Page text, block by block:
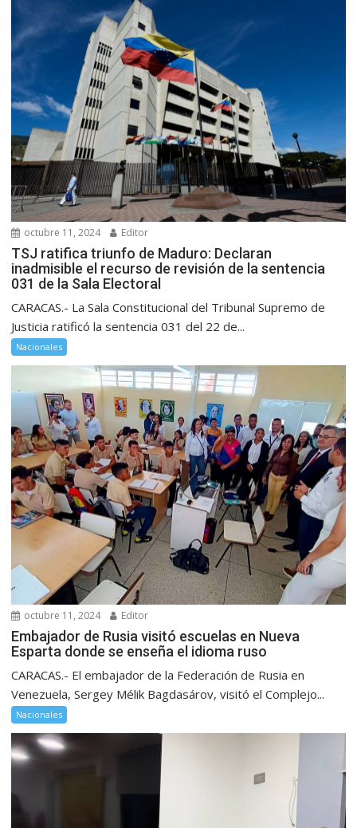
octubre 11, 2024 Editor
TSJ ratifica triunfo de Maduro: Declaran
inadmisible el recurso de revisión de la sentencia
031 de la Sala Electoral
CARACAS.- La Sala Constitucional del Tribunal Supremo de
Justicia ratificó la sentencia 031 del 22 de...
Nacionales
octubre 11, 2024 Editor
Embajador de Rusia visitó escuelas en Nueva
Esparta donde se enseña el idioma ruso
CARACAS.- El embajador de la Federación de Rusia en
Venezuela, Sergey Mélik Bagdasárov, visitó el Complejo...
Nacionales